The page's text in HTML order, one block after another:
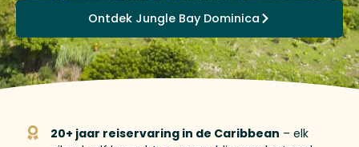
Ontdek Jungle Bay Dominica
20+ jaar reiservaring in de Caribbean – elk